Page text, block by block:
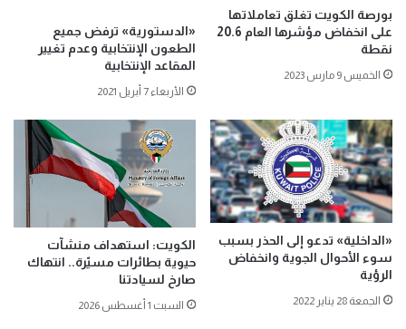
بورصة الكويت تغلق تعاملاتها
على انخفاض مؤشرها العام 20.6
نقطة
الخميس 9 مارس 2023
«الدستورية» ترفض جميع
الطعون الإنتخابية وعدم تغيير
المقاعد الإنتخابية
الأربعاء 7 أبريل 2021
«الداخلية» تدعو إلى الحذر بسبب
سوء الأحوال الجوية وانخفاض
الرؤية
الجمعة 28 يناير 2022
الكويت: استهداف منشآت
حيوية بطائرات مسيّرة.. انتهاك
صارخ لسيادتنا
السبت 1 أغسطس 2026